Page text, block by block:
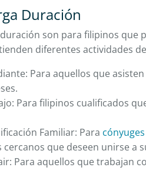
Duración
son para filipinos que
diferentes actividades
Para aquellos que
Para filipinos cualificados
Familiar: Para
que deseen unirse a
Para aquellos que trabajan